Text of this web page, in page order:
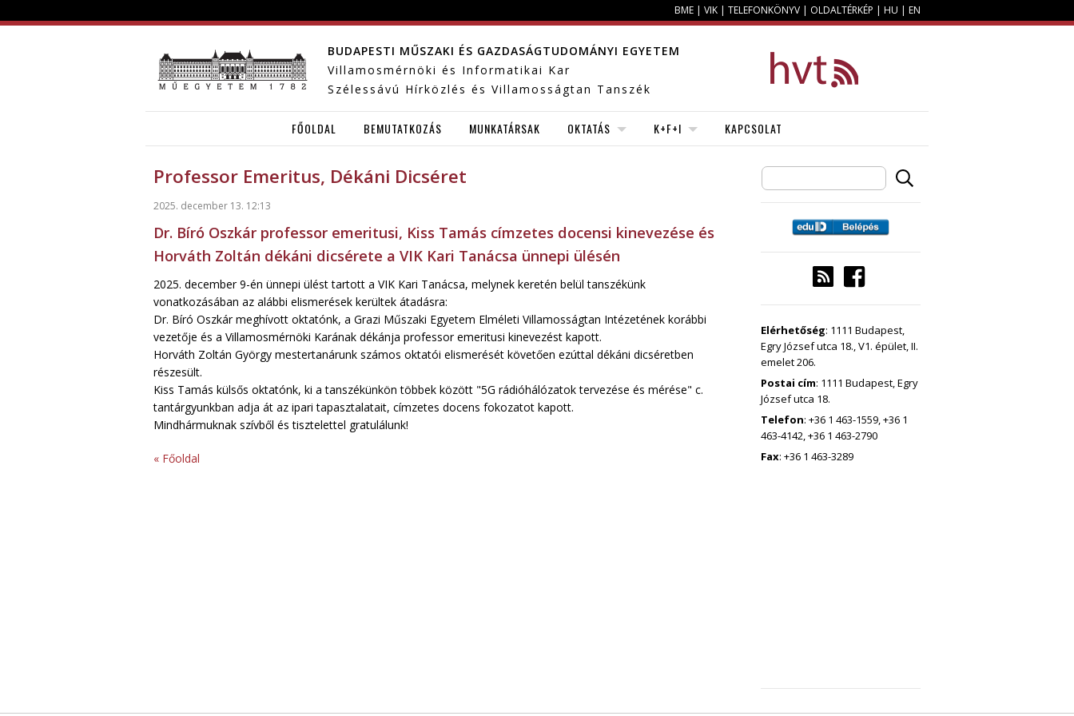
BME | VIK | TELEFONKÖNYV | OLDALTÉRKÉP | HU | EN
BUDAPESTI MŰSZAKI ÉS GAZDASÁGTUDOMÁNYI EGYETEM
Villamosmérnöki és Informatikai Kar
Szélessávú Hírközlés és Villamosságtan Tanszék
FŐOLDAL BEMUTATKOZÁS MUNKATÁRSAK OKTATÁS K+F+I KAPCSOLAT
Professor Emeritus, Dékáni Dicséret
2025. december 13. 12:13
Dr. Bíró Oszkár professor emeritusi, Kiss Tamás címzetes docensi kinevezése és
Horváth Zoltán dékáni dicsérete a VIK Kari Tanácsa ünnepi ülésén
2025. december 9-én ünnepi ülést tartott a VIK Kari Tanácsa, melynek keretén belül tanszékünk
vonatkozásában az alábbi elismerések kerültek átadásra:
Dr. Bíró Oszkár meghívott oktatónk, a Grazi Műszaki Egyetem Elméleti Villamosságtan Intézetének korábbi
vezetője és a Villamosmérnöki Karának dékánja professor emeritusi kinevezést kapott.
Horváth Zoltán György mestertanárunk számos oktatói elismerését követően ezúttal dékáni dicséretben
részesült.
Kiss Tamás külsős oktatónk, ki a tanszékünkön többek között "5G rádióhálózatok tervezése és mérése" c.
tantárgyunkban adja át az ipari tapasztalatait, címzetes docens fokozatot kapott.
Mindhármuknak szívből és tisztelettel gratulálunk!
« Főoldal
Elérhetőség: 1111 Budapest,
Egry József utca 18., V1. épület, II.
emelet 206.
Postai cím: 1111 Budapest, Egry
József utca 18.
Telefon: +36 1 463-1559, +36 1
463-4142, +36 1 463-2790
Fax: +36 1 463-3289